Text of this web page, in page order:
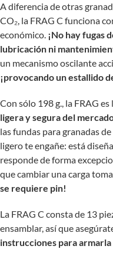
A diferencia de otras
CO₂, la FRAG C funciona
económico. ¡No hay fugas
lubricación ni
un mecanismo oscilante
¡provocando un estallido
Con sólo 198 g., la FRAG es
ligera y segura del
las fundas para granadas
ligero te engañe: está
responde de forma
que cambiar una carga
se requiere pin!
La FRAG C consta de 13
ensamblar, así que
instrucciones para armarla